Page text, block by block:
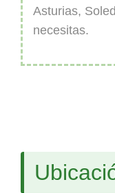
Asturias,
necesitas.